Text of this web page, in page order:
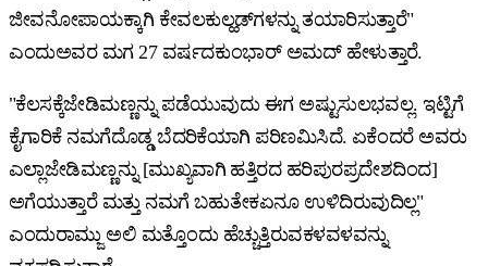
ಜೀವನೋಪಾಯಕ್ಕಾಗಿ ಕೇವಲಕುಲ್ಹಡ್‌ಗಳನ್ನು ತಯಾರಿಸುತ್ತಾರೆ"
ಎಂದುಅವರ ಮಗ 27 ವರ್ಷದಕುಂಭಾರ್ ಅಮದ್ ಹೇಳುತ್ತಾರೆ.
"ಕೆಲಸಕ್ಕೆಜೇಡಿಮಣ್ಣನ್ನು ಪಡೆಯುವುದು ಈಗ ಅಷ್ಟುಸುಲಭವಲ್ಲ. ಇಟ್ಟಿಗೆ
ಕೈಗಾರಿಕೆ ನಮಗೆದೊಡ್ಡ ಬೆದರಿಕೆಯಾಗಿ ಪರಿಣಮಿಸಿದೆ. ಏಕೆಂದರೆ ಅವರು
ಎಲ್ಲಾಜೇಡಿಮಣ್ಣನ್ನು [ಮುಖ್ಯವಾಗಿ ಹತ್ತಿರದ ಹರಿಪುರಪ್ರದೇಶದಿಂದ]
ಅಗೆಯುತ್ತಾರೆ ಮತ್ತು ನಮಗೆ ಬಹುತೇಕಏನೂ ಉಳಿದಿರುವುದಿಲ್ಲ"
ಎಂದುರಾಮ್ಜು ಅಲಿ ಮತ್ತೊಂದು ಹೆಚ್ಚುತ್ತಿರುವಕಳವಳವನ್ನು